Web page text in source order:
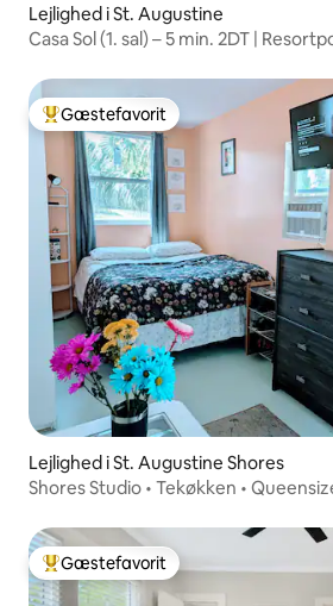
Lejlighed i St. Augustine
Casa Sol (1. sal) – 5 min. 2DT |
Bedste gæstefavorit
Gæstefavorit
Lejlighed i St. Augustine Shores
Shores Studio • Tekøkken •
Bedste gæstefavorit
Gæstefavorit